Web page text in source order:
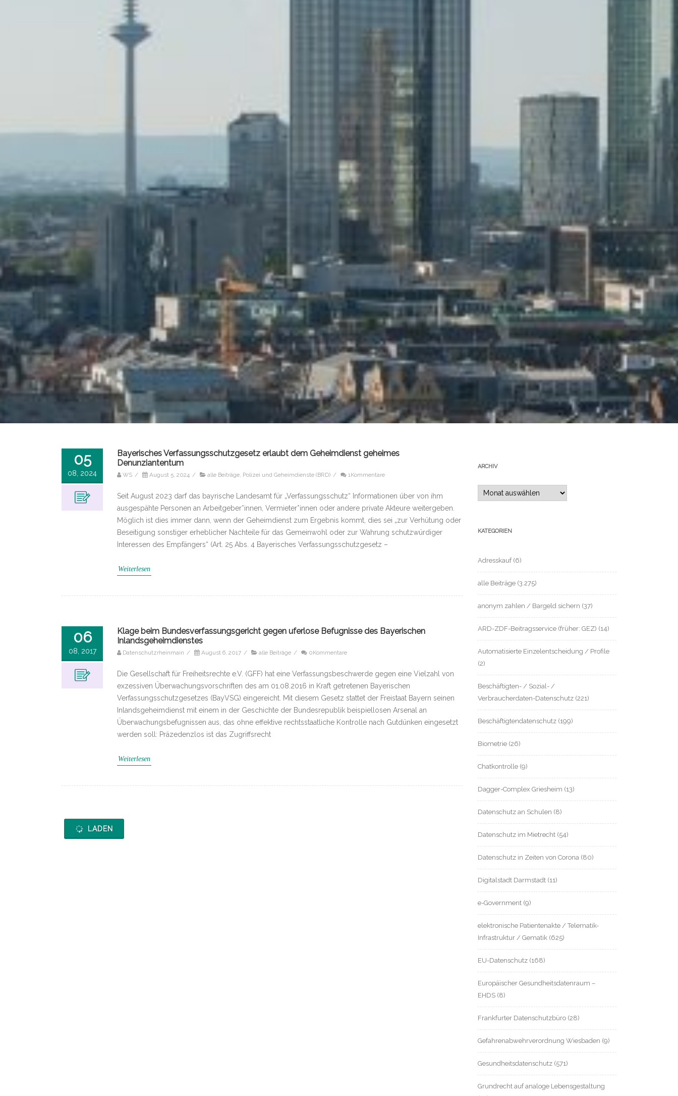
05
08, 2024
Bayerisches Verfassungs­schutzgesetz erlaubt dem Geheimdienst geheimes
Denunziantentum
WS / August 5, 2024 / alle Beiträge Polizei und Geheimdienste (BRD) / 1Kommentare
Seit August 2023 darf das bayrische Landesamt für „Verfassungsschutz“ Informationen über von ihm
ausgespähte Personen an Arbeitgeber*innen, Vermieter*innen oder andere private Akteure weitergeben.
Möglich ist dies immer dann, wenn der Geheimdienst zum Ergebnis kommt, dies sei „zur Verhütung oder
Beseitigung sonstiger erheblicher Nachteile für das Gemeinwohl oder zur Wahrung schutzwürdiger
Interessen des Empfängers“ (Art. 25 Abs. 4 Bayerisches Verfassungsschutzgesetz –
Weiterlesen
06
08, 2017
Klage beim Bundesverfassungsgericht gegen uferlose Befugnisse des Bayerischen
Inlandsgeheimdienstes
Datenschutzrheinmain / August 6, 2017 / alle Beiträge / 0Kommentare
Die Gesellschaft für Freiheitsrechte e.V. (GFF) hat eine Verfassungsbeschwerde gegen eine Vielzahl von
exzessiven Überwachungsvorschriften des am 01.08.2016 in Kraft getretenen Bayerischen
Verfassungsschutzgesetzes (BayVSG) eingereicht. Mit diesem Gesetz stattet der Freistaat Bayern seinen
Inlandsgeheimdienst mit einem in der Geschichte der Bundesrepublik beispiellosen Arsenal an
Überwachungsbefugnissen aus, das ohne effektive rechtsstaatliche Kontrolle nach Gutdünken eingesetzt
werden soll: Präzedenzlos ist das Zugriffsrecht
Weiterlesen
LADEN
ARCHIV
Archiv
KATEGORIEN
Adresskauf(6)
alle Beiträge (3.275)
anonym zahlen / Bargeld sichern (37)
ARD-ZDF-Beitragsservice (früher: GEZ) (14)
Automatisierte Einzelentscheidung / Profile
(2)
Beschäftigten- / Sozial- /
Verbraucherdaten-Datenschutz (221)
Beschäftigtendatenschutz (199)
Biometrie (26)
Chatkontrolle (9)
Dagger-Complex Griesheim (13)
Datenschutz an Schulen (8)
Datenschutz im Mietrecht (54)
Datenschutz in Zeiten von Corona (80)
Digitalstadt Darmstadt (11)
e-Government (9)
elektronische Patientenakte / Telematik-
Infrastruktur / Gematik (625)
EU-Datenschutz (168)
Europäischer Gesundheitsdatenraum –
EHDS (8)
Frankfurter Datenschutzbüro (28)
Gefahrenabwehrverordnung Wiesbaden (9)
Gesundheitsdatenschutz (571)
Grundrecht auf analoge Lebensgestaltung